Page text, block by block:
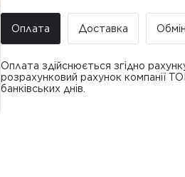
Оплата Доставка Обмін
Оплата здійснюється згідно
розрахунковий рахунок компанії
банківських днів.